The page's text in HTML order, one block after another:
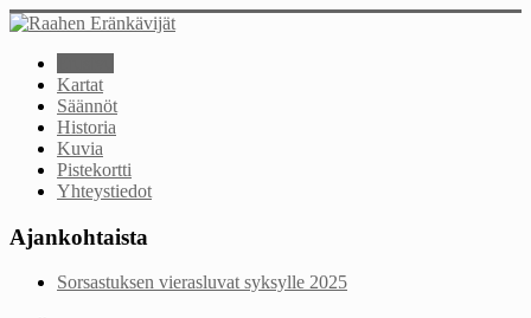
Kartat
Säännöt
Historia
Kuvia
Pistekortti
Yhteystiedot
Ajankohtaista
Sorsastuksen vierasluvat syksylle 2025